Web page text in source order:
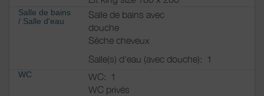
Salle de bains
/ Salle d'eau
Salle de bains avec
douche
Sèche cheveux
Salle(s) d'eau (avec douche):
1
WC WC:
1
WC privés